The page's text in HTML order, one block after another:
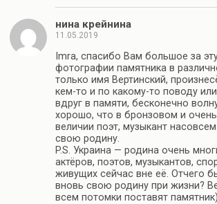
нина крейнина
11.05.2019
Imra, спасибо Вам большое за
фотографии памятника в
только имя Вертинский,
кем-то и по какому-то поводу
вдруг в памяти, бесконечно
хорошо, что в бронзовом и
величии поэт, музыкант
свою родину.
P.S. Украина — родина очень
актёров, поэтов, музыкантов,
живущих сейчас вне её. Отчего
вновь свою родину при жизни?
всем потомки поставят